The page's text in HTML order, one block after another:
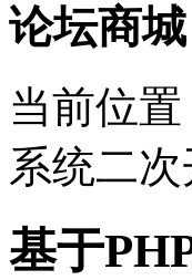
论坛商城
当前位置
系统二
基于